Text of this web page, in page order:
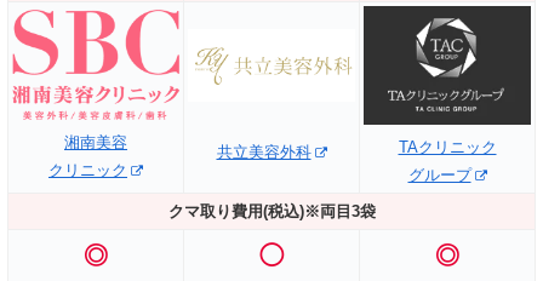
湘南美容
クリニック
共立美容外科
TAクリニック
グループ
クマ取り費用(税込)※両目3袋
◎ ◯ ◎